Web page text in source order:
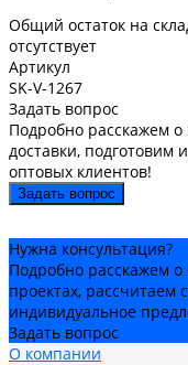
Общий остаток на
отсутствует
Артикул
SK-V-1267
Задать вопрос
Подробно расскажем о
доставки, подготовим
оптовых клиентов!
Задать вопрос
Нужна консультация?
Подробно расскажем о
проектах, рассчитаем
индивидуальное
Задать вопрос
О компании